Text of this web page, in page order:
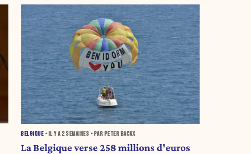
BELGIQUE • IL Y A2 SEMAINES • PAR PETER BACKX
La Belgique verse 258 millions d'euros